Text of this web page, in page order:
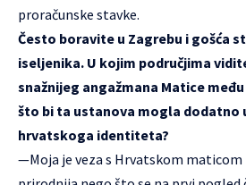
proračunske stavke.
Često boravite u Zagrebu i gošća
iseljenika. U kojim područjima
snažnijeg angažmana Matice
što bi ta ustanova mogla dodatno
hrvatskoga identiteta?
—Moja je veza s Hrvatskom maticom